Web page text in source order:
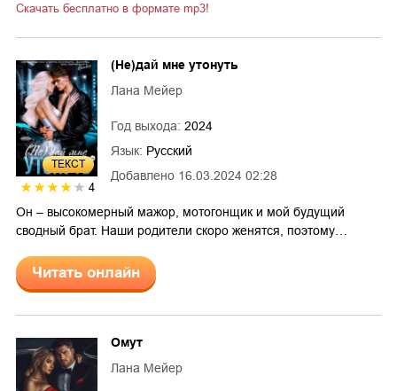
Скачать бесплатно в формате mp3!
ТЕКСТ
4
Добавлено 16.03.2024 02:28
(Не)дай мне утонуть
Лана Мейер
Год выхода: 2024
Язык: Русский
Он – высокомерный мажор, мотогонщик и мой будущий
сводный брат. Наши родители скоро женятся, поэтому…
Читать онлайн
Омут
Лана Мейер